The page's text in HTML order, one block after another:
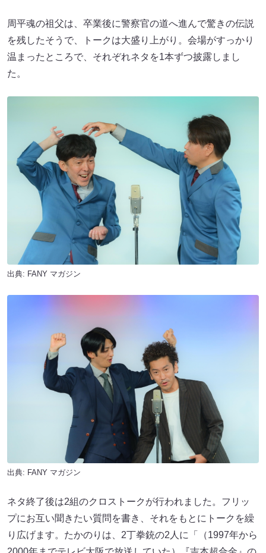
温まったところで、それぞれネタを1本ずつ披露しまし
た。
FANY マガジン
FANY マガジン
ネタ終了後は2組のクロストークが行われました。フリッ
り広げます。たかのりは、2丁拳銃の2人に「（1997年から
2000年までテレビ大阪で放送していた）『吉本超合金』の
時代はどれくらい人気がありましたか？」と質問。